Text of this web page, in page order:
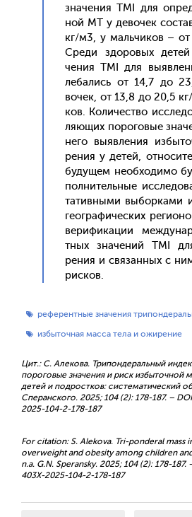
зна­чения TMI для
ной МТ у де­вочек
кг/м3, у маль­чи­ков –
Сре­ди здо­ровых
чения TMI для
леба­лись от 14,7 до
вочек, от 13,8 до 20,5
ков. Ко­личес­тво
ля­ющих по­рого­вые
не­го вы­яв­ле­ния
рения у де­тей,
бу­дущем не­об­хо­димо
пол­ни­тель­ные
та­тив­ны­ми вы­бор­ка­ми
ге­ог­ра­фичес­ких
ве­рифи­кации
тных зна­чений TMI
рения и свя­зан­ных с
рис­ков.
референтные значения
избыточная масса тела и ожирение
Цит.: С. Алекова. Трипондеральный
пороговые значения и риск избыточной
детей и подростков: систематический
Сперанского. 2025; 104 (2): 178-187. –
2025-104-2-178-187
For citation: S. Alekova. Tri-ponderal mass
overweight and obesity among children
n.a. G.N. Speransky. 2025; 104 (2): 178-
403X-2025-104-2-178-187